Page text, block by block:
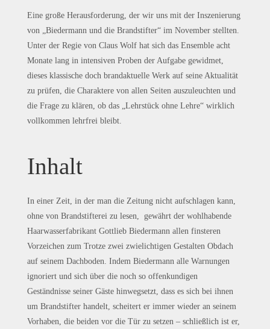
Eine große Herausforderung, der wir uns mit der Inszenierung
von „Biedermann und die Brandstifter“ im November stellten.
Unter der Regie von Claus Wolf hat sich das Ensemble acht
Monate lang in intensiven Proben der Aufgabe gewidmet,
dieses klassische doch brandaktuelle Werk auf seine Aktualität
zu prüfen, die Charaktere von allen Seiten auszuleuchten und
die Frage zu klären, ob das „Lehrstück ohne Lehre“ wirklich
vollkommen lehrfrei bleibt.
Inhalt
In einer Zeit, in der man die Zeitung nicht aufschlagen kann,
ohne von Brandstifterei zu lesen, gewährt der wohlhabende
Haarwasserfabrikant Gottlieb Biedermann allen finsteren
Vorzeichen zum Trotze zwei zwielichtigen Gestalten Obdach
auf seinem Dachboden. Indem Biedermann alle Warnungen
ignoriert und sich über die noch so offenkundigen
Geständnisse seiner Gäste hinwegsetzt, dass es sich bei ihnen
um Brandstifter handelt, scheitert er immer wieder an seinem
Vorhaben, die beiden vor die Tür zu setzen – schließlich ist er,